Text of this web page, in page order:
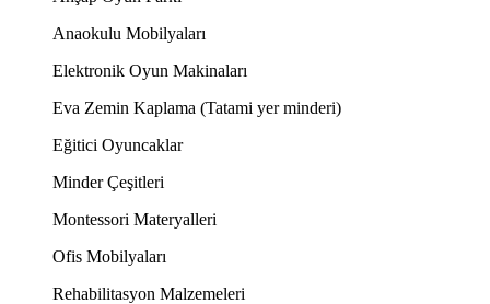
Anaokulu Mobilyaları
Elektronik Oyun Makinaları
Eva Zemin Kaplama (Tatami yer minderi)
Eğitici Oyuncaklar
Minder Çeşitleri
Montessori Materyalleri
Ofis Mobilyaları
Rehabilitasyon Malzemeleri